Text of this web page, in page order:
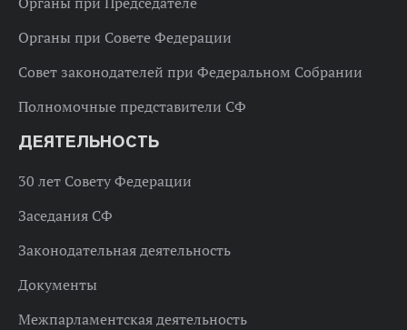
Органы при Совете Федерации
Совет законодателей при Федеральном Собрании
Полномочные представители СФ
ДЕЯТЕЛЬНОСТЬ
30 лет Совету Федерации
Заседания СФ
Законодательная деятельность
Документы
Межпарламентская деятельность